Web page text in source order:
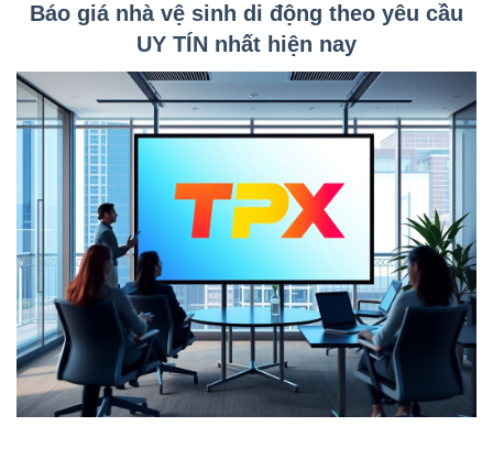
Báo giá nhà vệ sinh di động theo yêu cầu
UY TÍN nhất hiện nay